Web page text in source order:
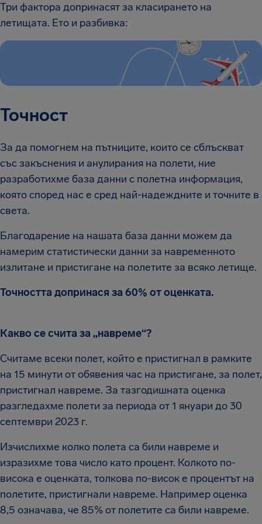
Три фактора допринасят за класирането на
летищата. Ето и разбивка:
Точност
За да помогнем на пътниците, които се сблъскват
със закъснения и анулирания на полети, ние
разработихме база данни с полетна информация,
която според нас е сред най-надеждните и точните в
света.
Благодарение на нашата база данни можем да
намерим статистически данни за навременното
излитане и пристигане на полетите за всяко летище.
Точността допринася за 60% от оценката.
Какво се счита за „навреме“?
Считаме всеки полет, който е пристигнал в рамките
на 15 минути от обявения час на пристигане, за полет,
пристигнал навреме. За тазгодишната оценка
разгледахме полети за периода от 1 януари до 30
септември 2023 г.
Изчислихме колко полета са били навреме и
изразихме това число като процент. Колкото по-
висока е оценката, толкова по-висок е процентът на
полетите, пристигнали навреме. Например оценка
8,5 означава, че 85% от полетите са били навреме.